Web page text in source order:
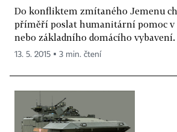
Do konfliktem zmítaného Jemenu
příměří poslat humanitární pomoc v
nebo základního domácího vybavení.
13. 5. 2015 ▪ 3 min. čtení